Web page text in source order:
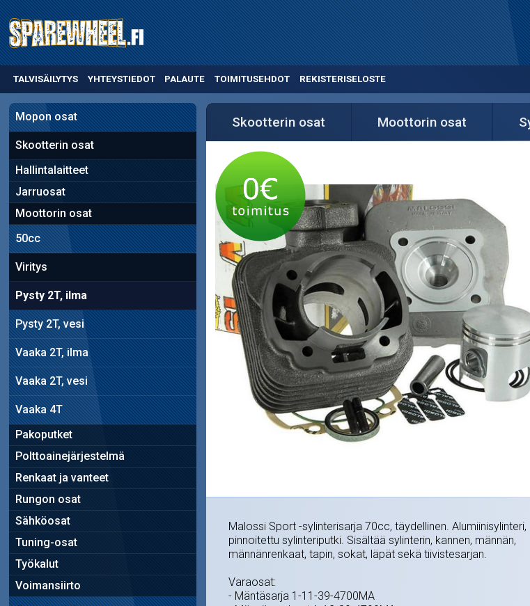
TALVISÄILYTYS YHTEYSTIEDOT PALAUTE TOIMITUSEHDOT REKISTERISELOSTE
Mopon osat
Skootterin osat
Hallintalaitteet
Jarruosat
Moottorin osat
50cc
Viritys
Pysty 2T, ilma
Pysty 2T, vesi
Vaaka 2T, ilma
Vaaka 2T, vesi
Vaaka 4T
Pakoputket
Polttoainejärjestelmä
Renkaat ja vanteet
Rungon osat
Sähköosat
Tuning-osat
Työkalut
Voimansiirto
Skootterin osat Moottorin osat
Malossi Sport -sylinterisarja 70cc, täydellinen. Alumiinisylinteri,
pinnoitettu sylinteriputki. Sisältää sylinterin, kannen, männän,
männänrenkaat, tapin, sokat, läpät sekä tiivistesarjan.
Varaosat:
- Mäntäsarja 1-11-39-4700MA